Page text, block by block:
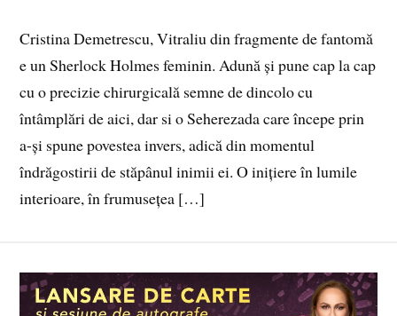
Cristina Demetrescu, Vitraliu din fragmente de fantomă
e un Sherlock Holmes feminin. Adună și pune cap la cap
cu o precizie chirurgicală semne de dincolo cu
întâmplări de aici, dar si o Seherezada care începe prin
a-și spune povestea invers, adică din momentul
îndrăgostirii de stăpânul inimii ei. O inițiere în lumile
interioare, în frumusețea […]